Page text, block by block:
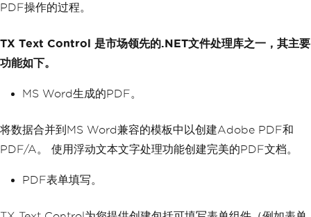
PDF操作的过程。
TX Text Control 是市场领先的.NET文件处理库之一，其主要
功能如下。
MS Word生成的PDF。
将数据合并到MS Word兼容的模板中以创建Adobe PDF和
PDF/A。 使用浮动文本文字处理功能创建完美的PDF文档。
PDF表单填写。